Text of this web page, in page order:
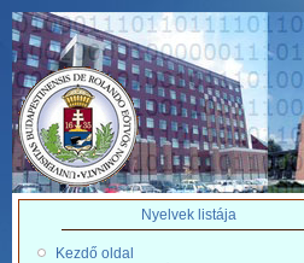
Nyelvek listája
Kezdő oldal